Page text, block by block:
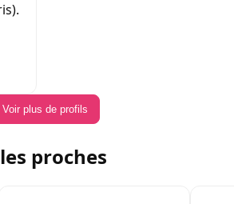
Voir plus de profils
proches